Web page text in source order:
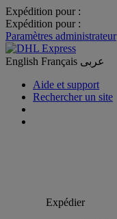
Expédition pour :
Expédition pour :
Paramètres administrateur
English Français عربى
Aide et support
Rechercher un site
Expédier